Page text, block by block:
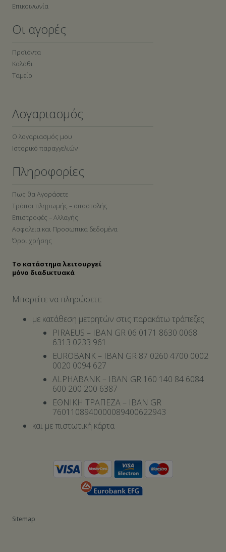
Επικοινωνία
Οι αγορές
Προϊόντα
Καλάθι
Ταμείο
Λογαριασμός
Ο λογαριασμός μου
Ιστορικό παραγγελιών
Πληροφορίες
Πως θα Αγοράσετε
Τρόποι πληρωμής – αποστολής
Επιστροφές – Αλλαγής
Ασφάλεια και Προσωπικά δεδομένα
Όροι χρήσης
Το κατάστημα λειτουργεί
μόνο διαδικτυακά
Μπορείτε να πληρώσετε:
με κατάθεση μετρητών στις παρακάτω τράπεζες
PIRAEUS – IBAN GR 06 0171 8630 0068
6313 0233 961
EUROBANK – IBAN GR 87 0260 4700 0002
0020 0094 627
ALPHABANK – IBAN GR 160 140 84 6084
600 200 200 6387
ΕΘΝΙΚΗ ΤΡΑΠΕΖΑ – IBAN GR
7601108940000089400622943
και με πιστωτική κάρτα
Sitemap